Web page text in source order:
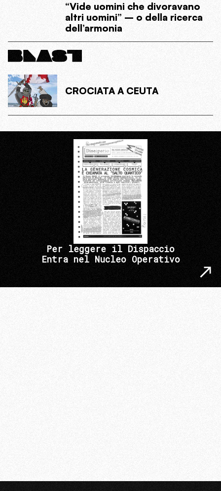
“Vide uomini che divoravano
altri uomini” – o della ricerca
dell’armonia
CROCIATA A CEUTA
Per leggere il Dispaccio
Entra nel Nucleo Operativo